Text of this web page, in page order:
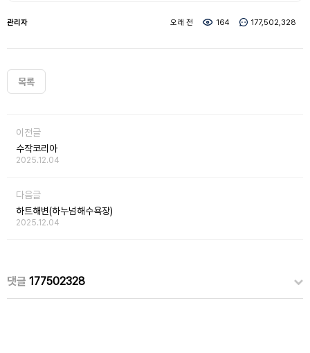
관리자 오래 전 164 177,502,328
목록
이전글
수작코리아
2025.12.04
다음글
하트해변(하누넘해수욕장)
2025.12.04
댓글 177502328